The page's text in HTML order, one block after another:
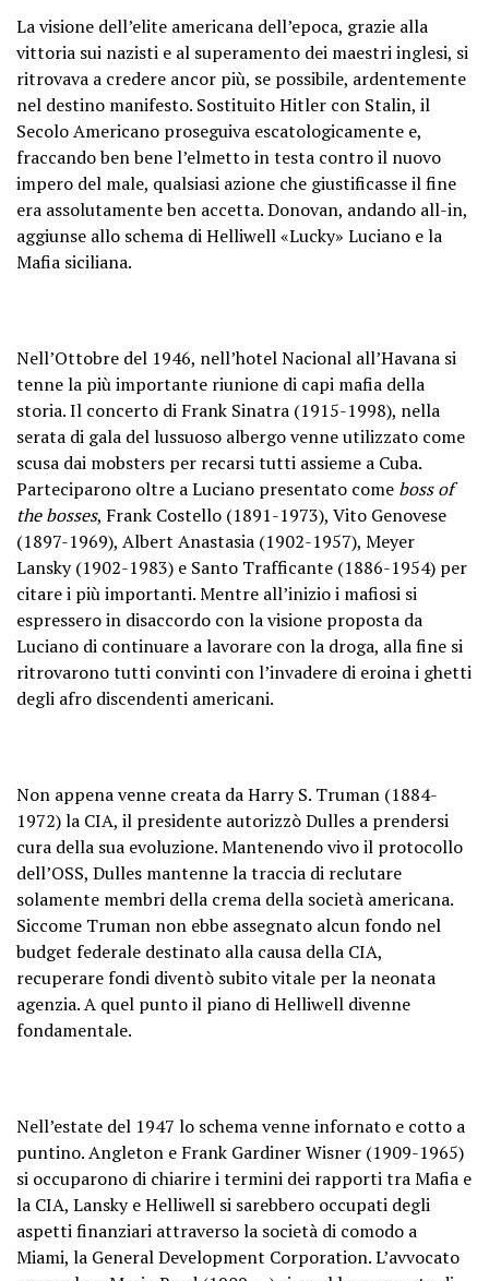
La visione dell’elite americana dell’epoca, grazie alla
vittoria sui nazisti e al superamento dei maestri inglesi, si
ritrovava a credere ancor più, se possibile, ardentemente
nel destino manifesto. Sostituito Hitler con Stalin, il
Secolo Americano proseguiva escatologicamente e,
fraccando ben bene l’elmetto in testa contro il nuovo
impero del male, qualsiasi azione che giustificasse il fine
era assolutamente ben accetta. Donovan, andando all-in,
aggiunse allo schema di Helliwell «Lucky» Luciano e la
Mafia siciliana.
Nell’Ottobre del 1946, nell’hotel Nacional all’Havana si
tenne la più importante riunione di capi mafia della
storia. Il concerto di Frank Sinatra (1915-1998), nella
serata di gala del lussuoso albergo venne utilizzato come
scusa dai mobsters per recarsi tutti assieme a Cuba.
Parteciparono oltre a Luciano presentato come boss of
the bosses, Frank Costello (1891-1973), Vito Genovese
(1897-1969), Albert Anastasia (1902-1957), Meyer
Lansky (1902-1983) e Santo Trafficante (1886-1954) per
citare i più importanti. Mentre all’inizio i mafiosi si
espressero in disaccordo con la visione proposta da
Luciano di continuare a lavorare con la droga, alla fine si
ritrovarono tutti convinti con l’invadere di eroina i ghetti
degli afro discendenti americani.
Non appena venne creata da Harry S. Truman (1884-
1972) la CIA, il presidente autorizzò Dulles a prendersi
cura della sua evoluzione. Mantenendo vivo il protocollo
dell’OSS, Dulles mantenne la traccia di reclutare
solamente membri della crema della società americana.
Siccome Truman non ebbe assegnato alcun fondo nel
budget federale destinato alla causa della CIA,
recuperare fondi diventò subito vitale per la neonata
agenzia. A quel punto il piano di Helliwell divenne
fondamentale.
Nell’estate del 1947 lo schema venne infornato e cotto a
puntino. Angleton e Frank Gardiner Wisner (1909-1965)
si occuparono di chiarire i termini dei rapporti tra Mafia e
la CIA, Lansky e Helliwell si sarebbero occupati degli
aspetti finanziari attraverso la società di comodo a
Miami, la General Development Corporation. L’avvocato